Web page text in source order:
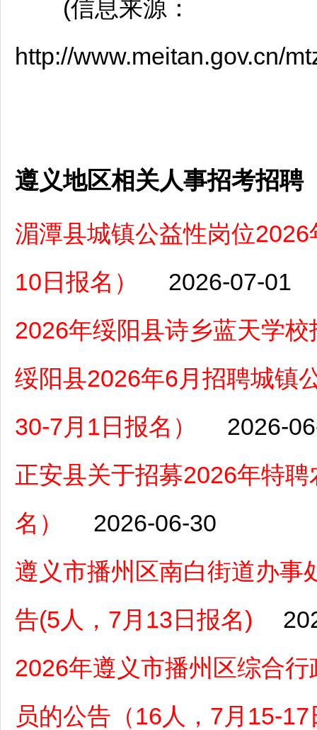
(信息来源：
http://www.meitan.gov.cn/
遵义地区相关人事招考招聘
湄潭县城镇公益性岗位
10日报名）
2026-07-01
2026年绥阳县诗乡蓝天学校
绥阳县2026年6月招聘城镇
30-7月1日报名）
2026-
正安县关于招募2026年特
名）
2026-06-30
遵义市播州区南白街道办事
告(5人，7月13日报名)
2026年遵义市播州区综合
员的公告（16人，7月15-